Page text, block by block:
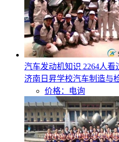
汽车发动机知识 2264人看
济南日昇学校汽车制造与
价格：电询